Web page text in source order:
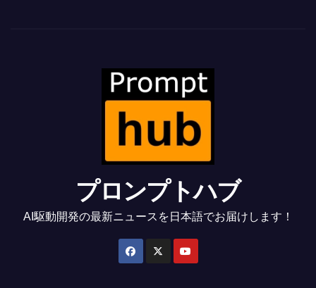
プロンプトハブ
AI駆動開発の最新ニュースを日本語でお届けします！